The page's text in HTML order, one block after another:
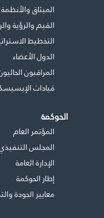
للتواصل
الاتصال بنا
طريقة عملنا
شاركونا
انضم إلى عائلة
للموردين
الميثاق
القيم والرؤية
التخطيط
الدول الأعضاء
المراقبون
قيادات
الحوكمة
المؤتمر العام
المجلس
اﻹدارة العامة
إطار الحوكمة
معايير الجودة